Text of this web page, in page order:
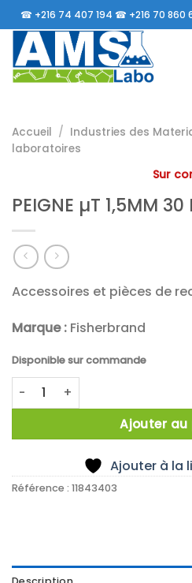
Passer
au
contenu
☎ +216 74 407 194 ☎ +216 70 860
Accueil / Industries des
laboratoires
Sur
PEIGNE µT 1,5MM 30
Accessoires et pièces de
Marque : Fisherbrand
Disponible sur commande
quantité de PEIGNE µT 1,5MM 30
Ajouter au
Ajouter à la
Référence : 11843403